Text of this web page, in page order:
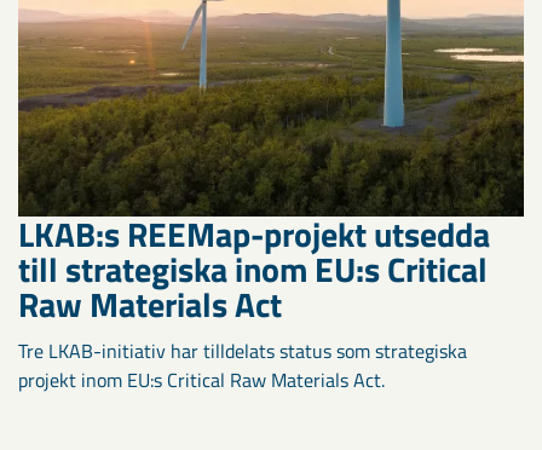
LKAB:s REEMap-projekt utsedda
till strategiska inom EU:s Critical
Raw Materials Act
Tre LKAB-initiativ har tilldelats status som strategiska
projekt inom EU:s Critical Raw Materials Act.